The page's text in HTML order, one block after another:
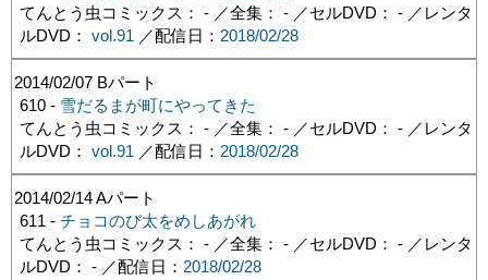
てんとう虫コミックス： - ／全集： - ／セルDVD： - ／レンタ
ルDVD： vol.91 ／配信日： 2018/02/28
2014/02/07 Bパート
610 - 雪だるまが町にやってきた
てんとう虫コミックス： - ／全集： - ／セルDVD： - ／レンタ
ルDVD： vol.91 ／配信日： 2018/02/28
2014/02/14Aパート
611 - チョコのび太をめしあがれ
てんとう虫コミックス： - ／全集： - ／セルDVD： - ／レンタ
ルDVD： - ／配信日： 2018/02/28